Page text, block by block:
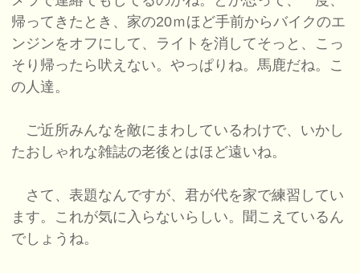
帰ってきたとき、家の20ｍほど手前からバイクのエ
ンジンをオフにして、ライトを消してそっと、こっ
そり帰ったら吠えない。やっぱりね。馬鹿だね。こ
の人達。
ご近所みんなを敵にまわしているわけで、いかし
たおしゃれな雑誌の老後とはほど遠いね。
さて、表題なんですが、君が代を家で練習してい
ます。これが気に入らないらしい。聞こえているん
でしょうね。